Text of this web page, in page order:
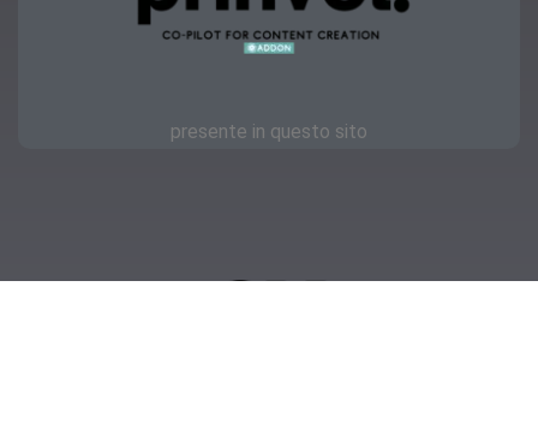
presente in questo sito